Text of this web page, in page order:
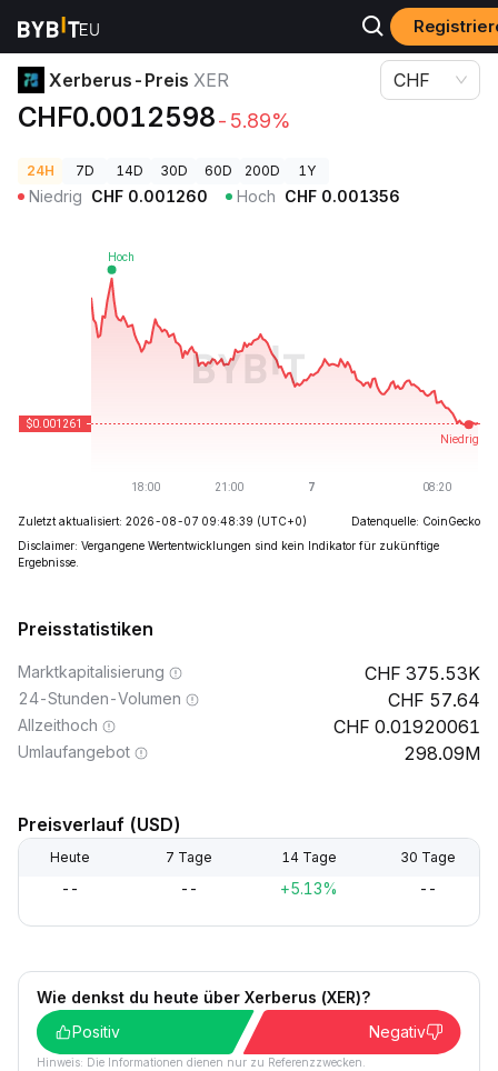
Krypto-Preise
Xerberus-Preis XER
CHF0.0012598-5.89%
CHF
24H 7D 14D 30D 60D 200D 1Y
Niedrig CHF 0.001260 Hoch CHF 0.001356
Zuletzt aktualisiert: 2026-08-07 09:48:39 (UTC+0)
Datenquelle: CoinGecko
Disclaimer: Vergangene Wertentwicklungen sind kein Indikator für zukünftige
Ergebnisse.
Preisstatistiken
Marktkapitalisierung 375.53K
24-Stunden-Volumen 57.64
Allzeithoch 0.01920061
Umlaufangebot 298.09M
Preisverlauf (USD)
Heute 7 Tage 14 Tage 30 Tage
-- -- +5.13% --
Wie denkst du heute über Xerberus (XER)?
Positiv
Negativ
Hinweis: Die Informationen dienen nur zu Referenzzwecken.